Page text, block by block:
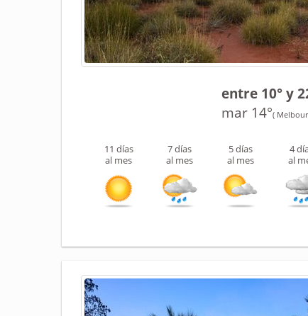
entre 10° y
mar 14°(
11 días
al mes
7 días
al mes
5 días
al mes
4
al